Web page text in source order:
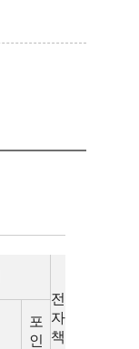
전
자
책
포
인